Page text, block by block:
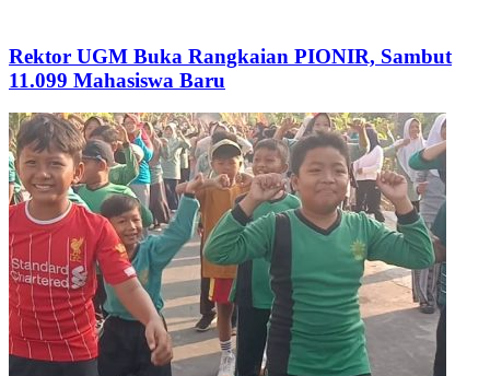
Rektor UGM Buka Rangkaian PIONIR, Sambut
11.099 Mahasiswa Baru